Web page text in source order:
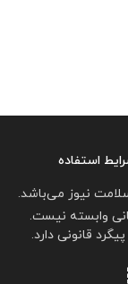
استفاده
نیوز می‌باشد.
وابسته نیست.
قانونی دارد.